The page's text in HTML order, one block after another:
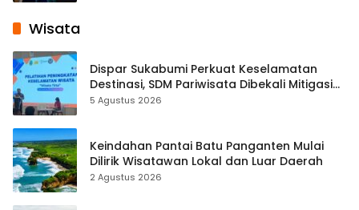
Wisata
Dispar Sukabumi Perkuat Keselamatan
Destinasi, SDM Pariwisata Dibekali Mitigasi
hingga Teknik Evakuasi
5 Agustus 2026
Keindahan Pantai Batu Panganten Mulai
Dilirik Wisatawan Lokal dan Luar Daerah
2 Agustus 2026